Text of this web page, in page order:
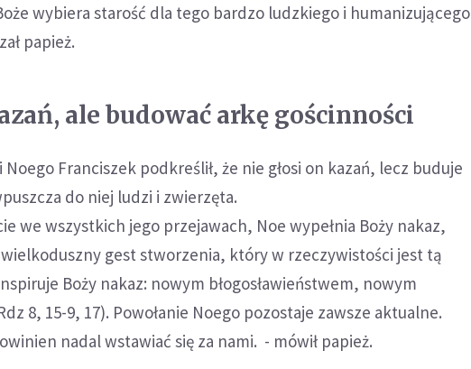
wybiera starość dla tego bardzo ludzkiego i humanizującego
papież.
ale budować arkę gościnności
Franciszek podkreślił, że nie głosi on kazań, lecz buduje
do niej ludzi i zwierzęta.
we wszystkich jego przejawach, Noe wypełnia Boży nakaz,
wielkoduszny gest stworzenia, który w rzeczywistości jest tą
Boży nakaz: nowym błogosławieństwem, nowym
8, 15-9, 17). Powołanie Noego pozostaje zawsze aktualne.
nadal wstawiać się za nami. - mówił papież.